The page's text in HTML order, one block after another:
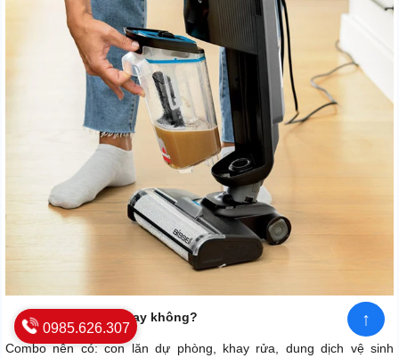
Full phụ kiện hay không?
Combo nên có: con lăn dự phòng, khay rửa, dung dịch vệ sinh
0985.626.307 ↑